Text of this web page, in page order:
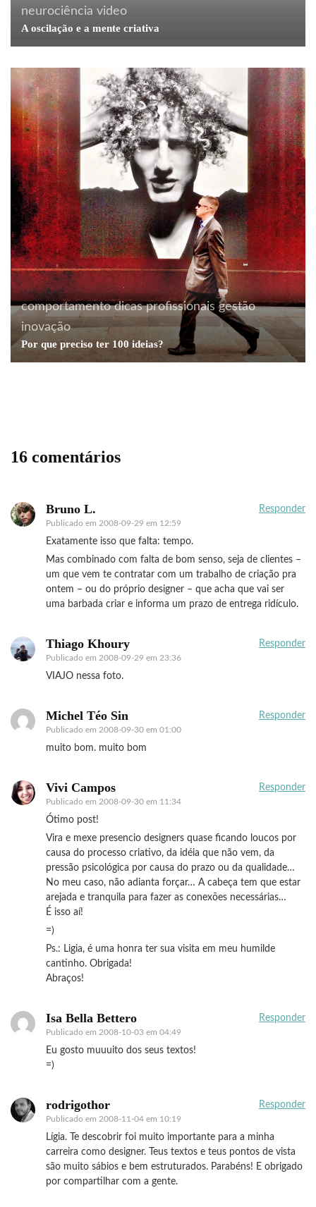
neurociência video
A oscilação e a mente criativa
comportamento dicas profissionais gestão
inovação
Por que preciso ter 100 ideias?
Acontecendo Aqui boas maneiras Coluna da
semana cotidiano dicas profissionais
Todos os ouvidos
16 comentários
Bruno L.
Publicado em 2008-09-29 em 12:59
Responder
Exatamente isso que falta: tempo.
Mas combinado com falta de bom senso, seja de clientes –
um que vem te contratar com um trabalho de criação pra
ontem – ou do próprio designer – que acha que vai ser
uma barbada criar e informa um prazo de entrega ridículo.
Thiago Khoury
Publicado em 2008-09-29 em 23:36
Responder
VIAJO nessa foto.
Michel Téo Sin
Publicado em 2008-09-30 em 01:00
Responder
muito bom. muito bom
Vivi Campos
Publicado em 2008-09-30 em 11:34
Responder
Ótimo post!
Vira e mexe presencio designers quase ficando loucos por
causa do processo criativo, da idéia que não vem, da
pressão psicológica por causa do prazo ou da qualidade…
No meu caso, não adianta forçar… A cabeça tem que estar
arejada e tranquila para fazer as conexões necessárias…
É isso aí!
=)
Ps.: Ligia, é uma honra ter sua visita em meu humilde
cantinho. Obrigada!
Abraços!
Isa Bella Bettero
Publicado em 2008-10-03 em 04:49
Responder
Eu gosto muuuito dos seus textos!
=)
rodrigothor
Publicado em 2008-11-04 em 10:19
Responder
Lígia. Te descobrir foi muito importante para a minha
carreira como designer. Teus textos e teus pontos de vista
são muito sábios e bem estruturados. Parabéns! E obrigado
por compartilhar com a gente.